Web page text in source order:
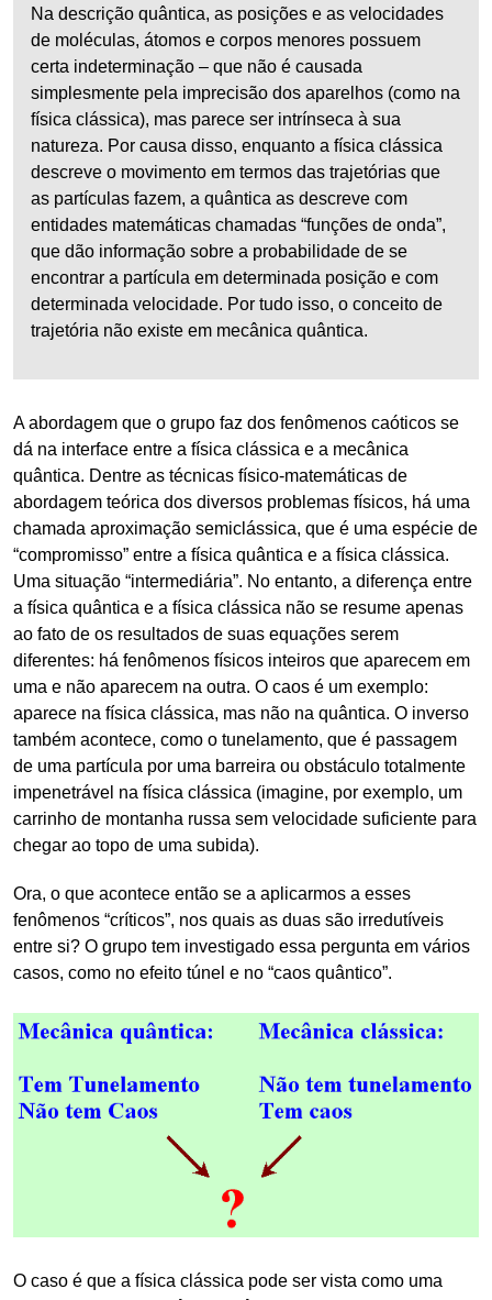
Na descrição quântica, as posições e as velocidades
de moléculas, átomos e corpos menores possuem
certa indeterminação – que não é causada
simplesmente pela imprecisão dos aparelhos (como na
física clássica), mas parece ser intrínseca à sua
natureza. Por causa disso, enquanto a física clássica
descreve o movimento em termos das trajetórias que
as partículas fazem, a quântica as descreve com
entidades matemáticas chamadas “funções de onda”,
que dão informação sobre a probabilidade de se
encontrar a partícula em determinada posição e com
determinada velocidade. Por tudo isso, o conceito de
trajetória não existe em mecânica quântica.
A abordagem que o grupo faz dos fenômenos caóticos se
dá na interface entre a física clássica e a mecânica
quântica. Dentre as técnicas físico-matemáticas de
abordagem teórica dos diversos problemas físicos, há uma
chamada aproximação semiclássica, que é uma espécie de
“compromisso” entre a física quântica e a física clássica.
Uma situação “intermediária”. No entanto, a diferença entre
a física quântica e a física clássica não se resume apenas
ao fato de os resultados de suas equações serem
diferentes: há fenômenos físicos inteiros que aparecem em
uma e não aparecem na outra. O caos é um exemplo:
aparece na física clássica, mas não na quântica. O inverso
também acontece, como o tunelamento, que é passagem
de uma partícula por uma barreira ou obstáculo totalmente
impenetrável na física clássica (imagine, por exemplo, um
carrinho de montanha russa sem velocidade suficiente para
chegar ao topo de uma subida).
Ora, o que acontece então se a aplicarmos a esses
fenômenos “críticos”, nos quais as duas são irredutíveis
entre si? O grupo tem investigado essa pergunta em vários
casos, como no efeito túnel e no “caos quântico”.
O caso é que a física clássica pode ser vista como uma